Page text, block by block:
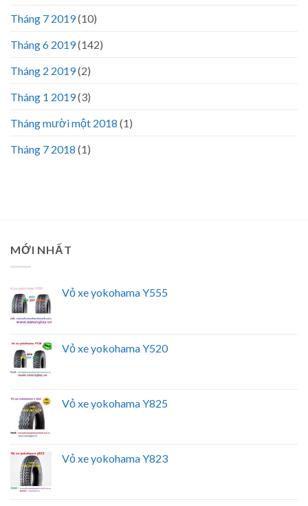
Tháng 7 2019(10)
Tháng 6 2019(142)
Tháng 2 2019(2)
Tháng 1 2019(3)
Tháng mười một 2018 (1)
Tháng 7 2018 (1)
MỚI NHẤT
Vỏ xe yokohama Y555
Vỏ xe yokohama Y520
Vỏ xe yokohama Y825
Vỏ xe yokohama Y823